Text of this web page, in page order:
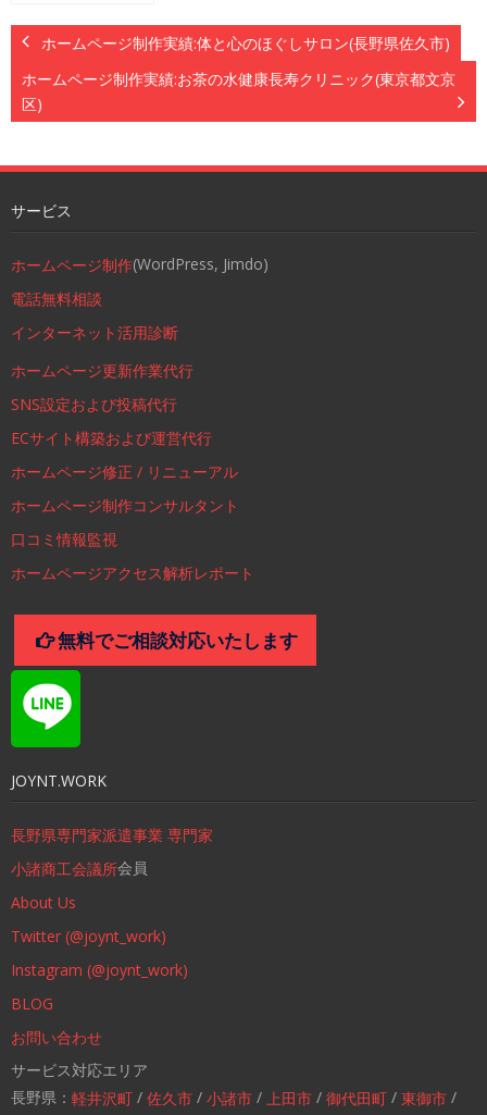
県塩尻市)
ホームページ制作実績:体と心のほぐしサロン(長野県佐久市)
ホームページ制作実績:お茶の水健康長寿クリニック(東京都文京
区)
サービス
ホームページ制作(WordPress, Jimdo)
電話無料相談
インターネット活用診断
ホームページ更新作業代行
SNS設定および投稿代行
ECサイト構築および運営代行
ホームページ修正 / リニューアル
ホームページ制作コンサルタント
口コミ情報監視
ホームページアクセス解析レポート
無料でご相談対応いたします
JOYNT.WORK
長野県専門家派遣事業 専門家
小諸商工会議所会員
About Us
Twitter (@joynt_work)
Instagram (@joynt_work)
BLOG
お問い合わせ
サービス対応エリア
長野県： 軽井沢町 / 佐久市 / 小諸市 / 上田市 / 御代田町 / 東御市 /